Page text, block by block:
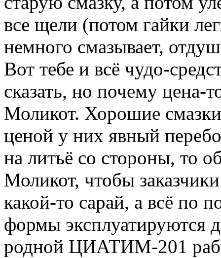
все щели (потом гайки
немного смазывает,
Вот тебе и всё чудо-
сказать, но почему цена-
Моликот. Хорошие смазки
ценой у них явный
на литьё со стороны, то
Моликот, чтобы
какой-то сарай, а всё по
формы эксплуатируются
родной ЦИАТИМ-201